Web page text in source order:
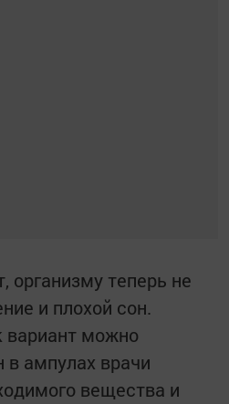
организму теперь не
и плохой сон.
можно
ампулах врачи
вещества и